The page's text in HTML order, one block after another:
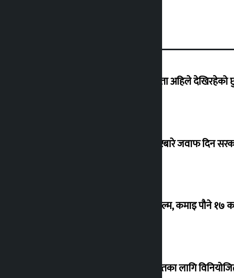
‘देशमा कहिल्यै नभएको शासकीय अराजकता अहिले देखिरहेको
सांसद यादवले उठाएको ढल्केबर ट्रमा सेन्टरबारे जवाफ दिन
‘गौंथली’ बन्यो धेरै कमाउने सातौं नेपाली फिल्म, कमाइ पौने १७
शेखरले अस्वीकार गरे कोइराला निवास मर्मतका लागि